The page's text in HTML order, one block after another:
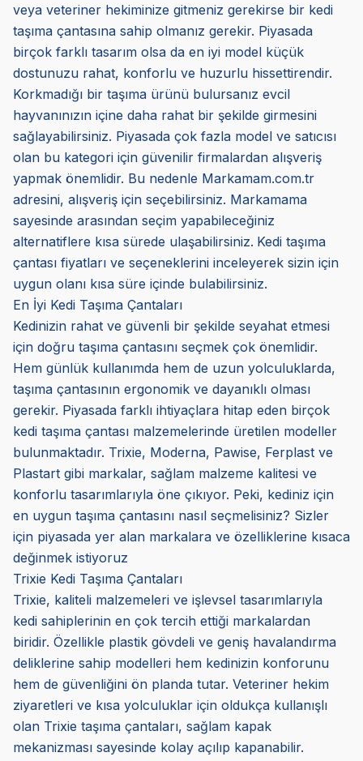
veya veteriner hekiminize gitmeniz gerekirse bir kedi
taşıma çantasına sahip olmanız gerekir. Piyasada
birçok farklı tasarım olsa da en iyi model küçük
dostunuzu rahat, konforlu ve huzurlu hissettirendir.
Korkmadığı bir taşıma ürünü bulursanız evcil
hayvanınızın içine daha rahat bir şekilde girmesini
sağlayabilirsiniz. Piyasada çok fazla model ve satıcısı
olan bu kategori için güvenilir firmalardan alışveriş
yapmak önemlidir. Bu nedenle Markamam.com.tr
adresini, alışveriş için seçebilirsiniz. Markamama
sayesinde arasından seçim yapabileceğiniz
alternatiflere kısa sürede ulaşabilirsiniz. Kedi taşıma
çantası fiyatları ve seçeneklerini inceleyerek sizin için
uygun olanı kısa süre içinde bulabilirsiniz.
En İyi Kedi Taşıma Çantaları
Kedinizin rahat ve güvenli bir şekilde seyahat etmesi
için doğru taşıma çantasını seçmek çok önemlidir.
Hem günlük kullanımda hem de uzun yolculuklarda,
taşıma çantasının ergonomik ve dayanıklı olması
gerekir. Piyasada farklı ihtiyaçlara hitap eden birçok
kedi taşıma çantası malzemelerinde üretilen modeller
bulunmaktadır. Trixie, Moderna, Pawise, Ferplast ve
Plastart gibi markalar, sağlam malzeme kalitesi ve
konforlu tasarımlarıyla öne çıkıyor. Peki, kediniz için
en uygun taşıma çantasını nasıl seçmelisiniz? Sizler
için piyasada yer alan markalara ve özelliklerine kısaca
değinmek istiyoruz
Trixie Kedi Taşıma Çantaları
Trixie, kaliteli malzemeleri ve işlevsel tasarımlarıyla
kedi sahiplerinin en çok tercih ettiği markalardan
biridir. Özellikle plastik gövdeli ve geniş havalandırma
deliklerine sahip modelleri hem kedinizin konforunu
hem de güvenliğini ön planda tutar. Veteriner hekim
ziyaretleri ve kısa yolculuklar için oldukça kullanışlı
olan Trixie taşıma çantaları, sağlam kapak
mekanizması sayesinde kolay açılıp kapanabilir.